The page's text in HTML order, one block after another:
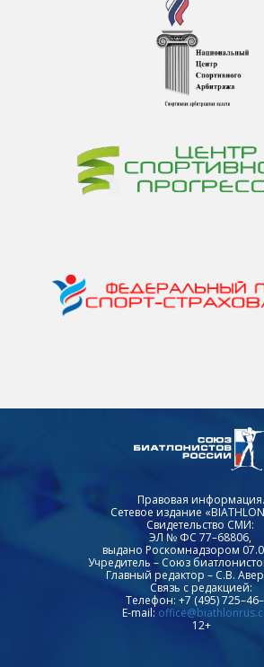
Правовая информация.
Сетевое издание
Свидетельство СМИ:
ЭЛ № ФС 77–68806,
выдано Роскомнадзором
Учредитель – Союз
Главный редактор – С.В.
Связь с редакцией:
Телефон: +7 (495)
E-mail:
12+